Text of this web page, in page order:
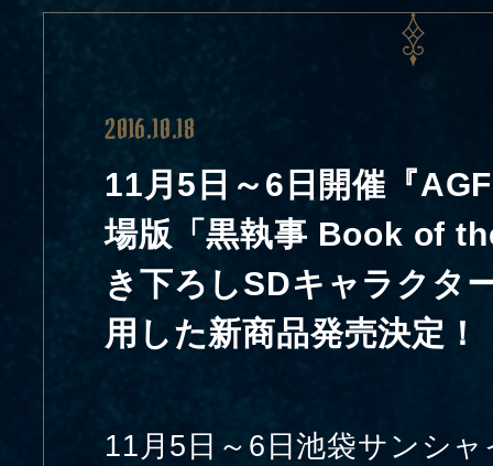
2016.10.18
11月5日～6日開催『
場版「黒執事 Book of
き下ろしSDキャラクタ
用した新商品発売決定！
11月5日～6日池袋サンシ